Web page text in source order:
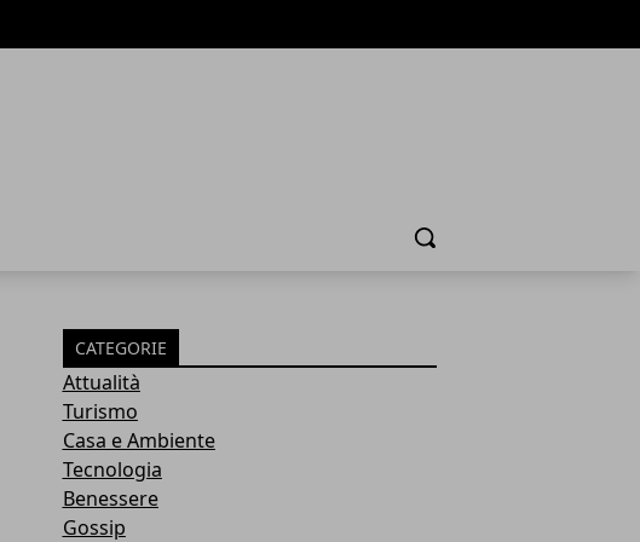
Cerca
CATEGORIE
Attualità
Turismo
Casa e Ambiente
Tecnologia
Benessere
Gossip